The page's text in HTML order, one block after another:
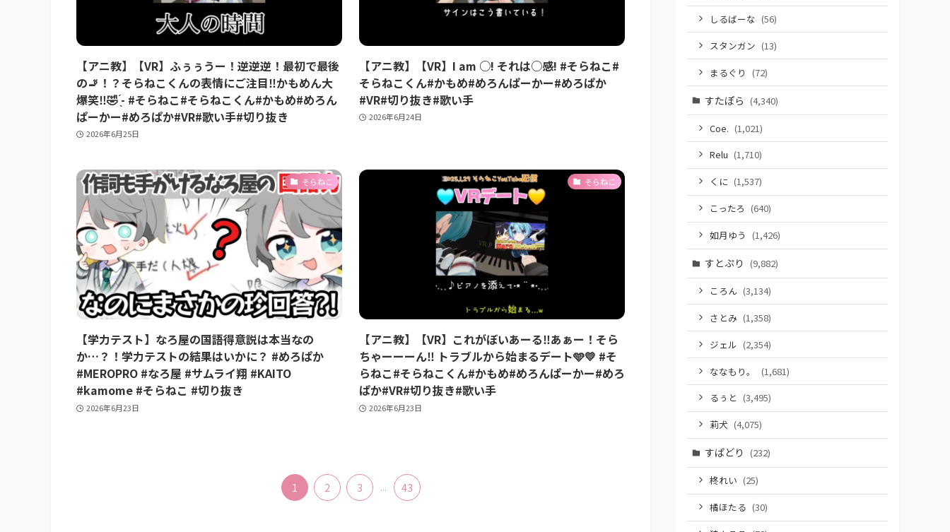
【アニ教】【VR】ふぅぅうー！逆逆逆！最初で最後
の🚬！？そらねこくんの表情にご注目‼️かもめん大
爆笑‼️🤣 ̖́- #そらねこ#そらねこくん#かもめ#めろん
ぱーかー#めろぱか#VR#歌い手#切り抜き
2026年6月25日
【アニ教】【VR】I am ○! それは○感! #そらねこ#
そらねこくん#かもめ#めろんぱーかー#めろぱか
#VR#切り抜き#歌い手
2026年6月24日
そらねこ
【学力テスト】なろ屋の国語得意説は本当なの
か…？！学力テストの結果はいかに？ #めろぱか
#MEROPRO #なろ屋 #サムライ翔 #KAITO
#kamome #そらねこ #切り抜き
2026年6月23日
そらねこ
【アニ教】【VR】これがぼいあーる‼️あぁー！そら
ちゃーーーん‼️ トラブルから始まるデート‪‪🩵💛 #そ
らねこ#そらねこくん#かもめ#めろんぱーかー#めろ
ぱか#VR#切り抜き#歌い手
2026年6月23日
1 2 3 ... 43
しるばーな (56)
スタンガン (13)
まるぐり (72)
すたぽら (4,340)
Coe. (1,021)
Relu (1,710)
くに (1,537)
こったろ (640)
如月ゆう (1,426)
すとぷり (9,882)
ころん (3,134)
さとみ (1,358)
ジェル (2,354)
ななもり。
(1,681)
るぅと (3,495)
莉犬 (4,075)
すぱどり (232)
柊れい (25)
橘ほたる (30)